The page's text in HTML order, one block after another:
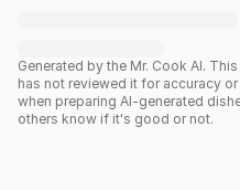
Generated by the Mr. Cook AI. This
has not reviewed it for accuracy
when preparing AI-generated
others know if it's good or not.